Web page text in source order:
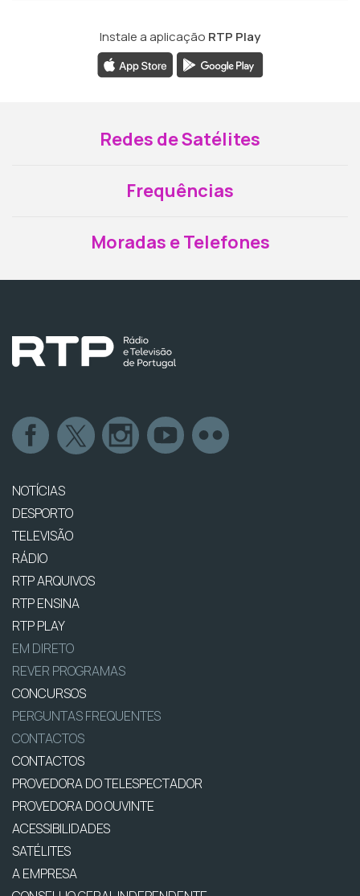
Instale a aplicação RTP Play
Redes de Satélites
Frequências
Moradas e Telefones
NOTÍCIAS
DESPORTO
TELEVISÃO
RÁDIO
RTP ARQUIVOS
RTP ENSINA
RTP PLAY
EM DIRETO
REVER PROGRAMAS
CONCURSOS
PERGUNTAS FREQUENTES
CONTACTOS
CONTACTOS
PROVEDORA DO TELESPECTADOR
PROVEDORA DO OUVINTE
ACESSIBILIDADES
SATÉLITES
A EMPRESA